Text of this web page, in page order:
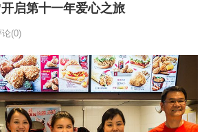
启第十一年爱心之旅
论(0)